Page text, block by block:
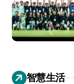
智慧生活